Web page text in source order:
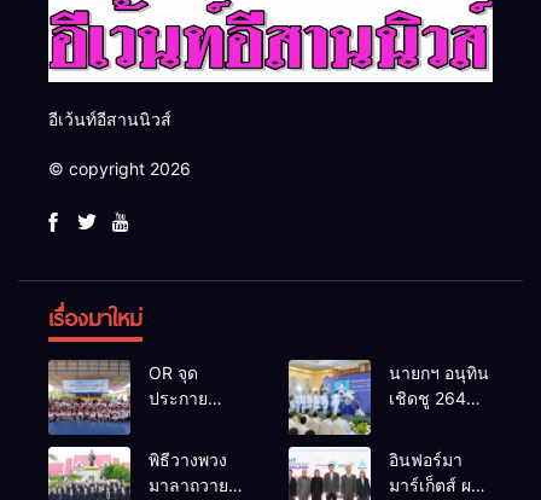
อีเว้นท์อีสานนิวส์
© copyright 2026
เรื่องมาใหม่
OR จุด
ประกาย
เยาวชน ผ่าน
นายกฯ อนุทิน
เชิดชู 264
บ้านยอดเยี่ยม
มอบแหนบ
พิธีวางพวง
มาลาถวาย
อินฟอร์มา
มาร์เก็ตส์ ผนึก